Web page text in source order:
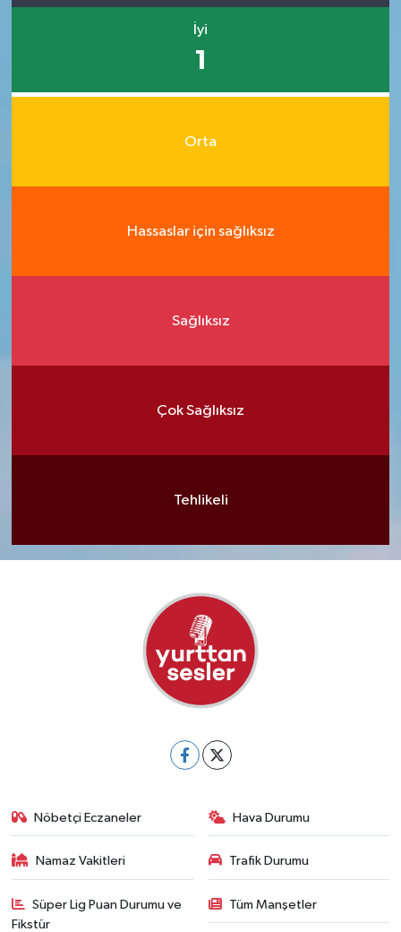
İyi
1
Orta
Hassaslar için sağlıksız
Sağlıksız
Çok Sağlıksız
Tehlikeli
Nöbetçi Eczaneler Hava Durumu
Namaz Vakitleri Trafik Durumu
Süper Lig Puan Durumu ve
Fikstür
Tüm Manşetler